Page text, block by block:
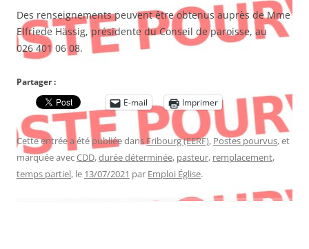
Des renseignements peuvent être obtenus auprès de Mme
Elfriede Hässig, présidente du Conseil de paroisse, au
026 401 06 08.
Partager :
E-mail
Imprimer
Cette entrée a été publiée dansFribourg (EERF), Postes pourvus, et
marquée avecCDD,durée déterminée, pasteur, remplacement,
temps partiel, le 13/07/2021 par Emploi Église.